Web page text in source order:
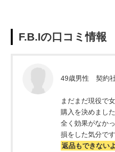
F.B.Iの口コミ情報
49歳男性 契約
まだまだ現役で
購入を決めました
全く効果がなか
損をした気分です
返品もできない